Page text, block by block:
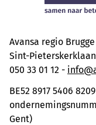
Avansa regio
Sint-
050 33 01 12 -
BE52 8917 5406
Gent)